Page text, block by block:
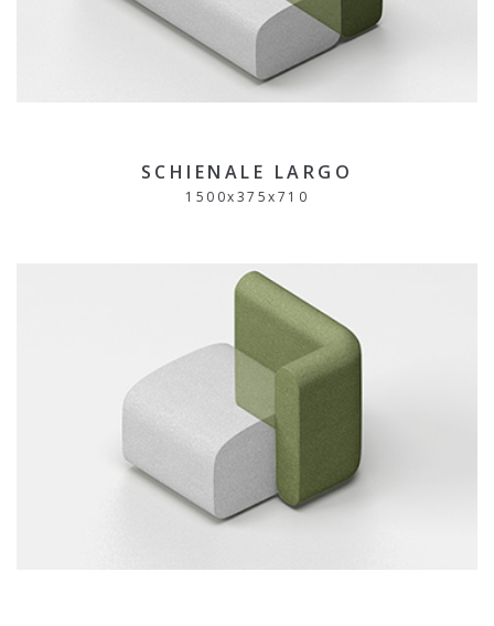
SCHIENALE LARGO
1500x375x710